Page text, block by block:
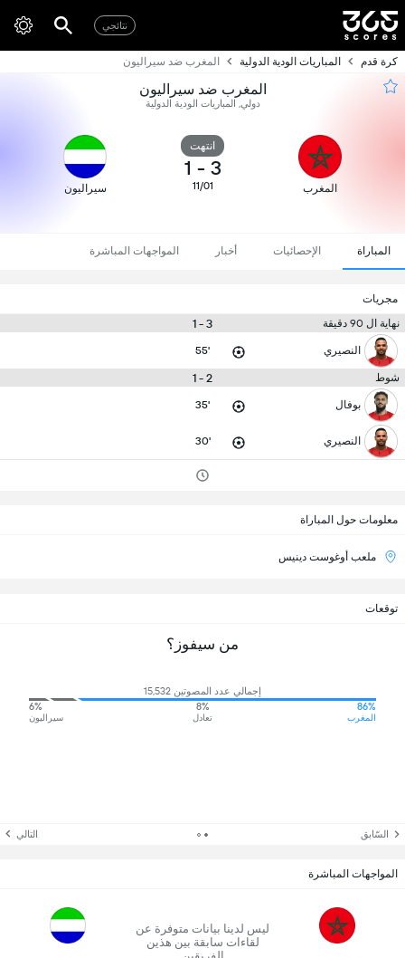
نتائجي
كرة قدم المباريات الودية الدولية المغرب ضد سيراليون
المغرب ضد سيراليون
دولي, المباريات الودية الدولية
المغرب
انتهت
3
-
1
11/01 سيراليون
المباراة الإحصائيات أخبار المواجهات المباشرة
مجريات
نهاية ال 90 دقيقة
3 - 1
النصيري 55'
شوط 2 - 1
بوفال 35'
النصيري 30'
معلومات حول المباراة
ملعب أوغوست دينيس
توقعات
من سيفوز؟
إجمالي عدد المصوتين 15,532
86%
المغرب
8%
تعادل
6%
سيراليون
السّابق التالي
المواجهات المباشرة
ليس لدينا بيانات متوفرة عن
لقاءات سابقة بين هذين